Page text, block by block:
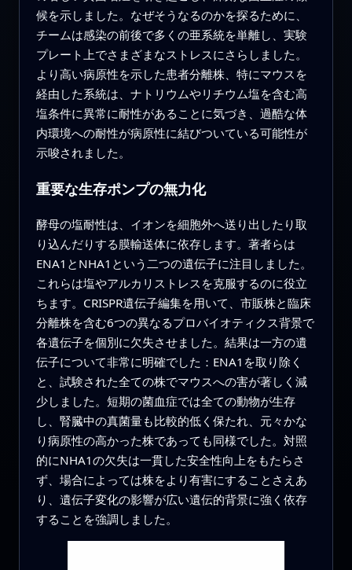
候を示しました。なぜそうなるのかを探るために、
チームは感染の前後で多くの亜系統を単離し、実験
プレート上でさまざまなストレスにさらしました。
より高い病原性を示した患者分離株、特にマウスを
経由した系統は、ナトリウムやリチウム塩を含む高
塩条件に異常に耐性があることに気づき、過酷な体
内環境への耐性が病原性に結びついている可能性が
示唆されました。
重要な生存ポンプの無力化
酵母の塩耐性は、イオンを細胞外へ送り出したり取
り込んだりする膜輸送体に依存します。著者らは
ENA1とNHA1という二つの遺伝子に注目しました。
これらは塩やアルカリストレスを克服するのに役立
ちます。CRISPR遺伝子編集を用いて、市販株と臨床
分離株を含む6つの異なるプロバイオティクス背景で
各遺伝子を個別に欠失させました。結果は一方の遺
伝子について非常に明確でした：ENA1を取り除く
と、試験された全ての株でマウスへの害が著しく減
少しました。短期の菌血症では全ての動物が生存
し、腎臓中の真菌量も比較的低く保たれ、元々かな
り病原性の高かった株であっても同様でした。対照
的にNHA1の欠失は一貫した安全性向上をもたらさ
ず、場合によっては株をより有害にすることさえあ
り、遺伝子変化の影響が広い遺伝的背景に強く依存
することを強調しました。